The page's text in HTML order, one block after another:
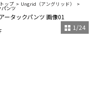
ップ Ungrid（アングリッド）
ンツ
1 /24